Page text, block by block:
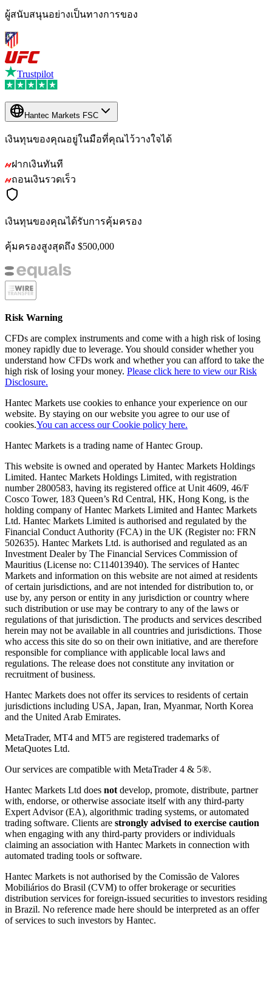
ผู้สนับสนุนอย่างเป็นทางการของ
Trustpilot
Hantec Markets FSC
เงินทุนของคุณอยู่ในมือที่คุณไว้วางใจได้
ฝากเงินทันที
ถอนเงินรวดเร็ว
เงินทุนของคุณได้รับการคุ้มครอง
คุ้มครองสูงสุดถึง $500,000
Risk Warning
CFDs are complex instruments and come with a high risk of losing
money rapidly due to leverage. You should consider whether you
understand how CFDs work and whether you can afford to take the
high risk of losing your money. Please click here to view our Risk
Disclosure.
Hantec Markets use cookies to enhance your experience on our
website. By staying on our website you agree to our use of
cookies.You can access our Cookie policy here.
Hantec Markets is a trading name of Hantec Group.
This website is owned and operated by Hantec Markets Holdings
Limited. Hantec Markets Holdings Limited, with registration
number 2800583, having its registered office at Unit 4609, 46/F
Cosco Tower, 183 Queen’s Rd Central, HK, Hong Kong, is the
holding company of Hantec Markets Limited and Hantec Markets
Ltd. Hantec Markets Limited is authorised and regulated by the
Financial Conduct Authority (FCA) in the UK (Register no: FRN
502635). Hantec Markets Ltd. is authorised and regulated as an
Investment Dealer by The Financial Services Commission of
Mauritius (License no: C114013940). The services of Hantec
Markets and information on this website are not aimed at residents
of certain jurisdictions, and are not intended for distribution to, or
use by, any person or entity in any jurisdiction or country where
such distribution or use may be contrary to any of the laws or
regulations of that jurisdiction. The products and services described
herein may not be available in all countries and jurisdictions. Those
who access this site do so on their own initiative, and are therefore
responsible for compliance with applicable local laws and
regulations. The release does not constitute any invitation or
recruitment of business.
Hantec Markets does not offer its services to residents of certain
jurisdictions including USA, Japan, Iran, Myanmar, North Korea
and the United Arab Emirates.
MetaTrader, MT4 and MT5 are registered trademarks of
MetaQuotes Ltd.
Our services are compatible with MetaTrader 4 & 5®.
Hantec Markets Ltd does not develop, promote, distribute, partner
with, endorse, or otherwise associate itself with any third-party
Expert Advisor (EA), algorithmic trading systems, or automated
trading software. Clients are strongly advised to exercise caution
when engaging with any third-party providers or individuals
claiming an association with Hantec Markets in connection with
automated trading tools or software.
Hantec Markets is not authorised by the Comissão de Valores
Mobiliários do Brasil (CVM) to offer brokerage or securities
distribution services for foreign-issued securities to investors residing
in Brazil. No reference made here should be interpreted as an offer
of services to such investors by Hantec.